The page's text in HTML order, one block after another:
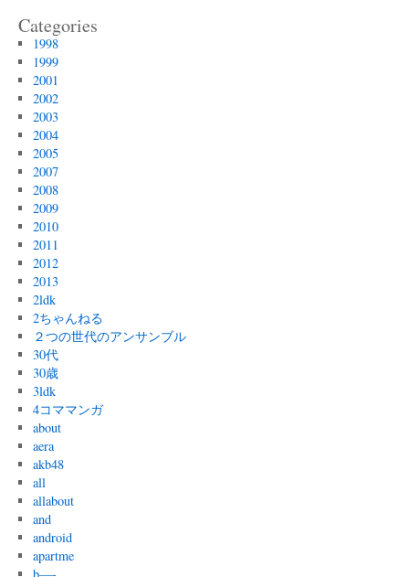
Categories
1998
1999
2001
2002
2003
2004
2005
2007
2008
2009
2010
2011
2012
2013
2ldk
2ちゃんねる
２つの世代のアンサンブル
30代
30歳
3ldk
4コママンガ
about
aera
akb48
all
allabout
and
android
apartme